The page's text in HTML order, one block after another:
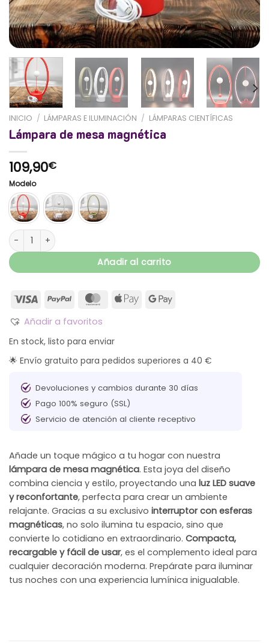
INICIO / LÁMPARAS E ILUMINACIÓN / LÁMPARAS CIENTÍFICAS
Lámpara de mesa magnética
109,90€
Modelo
Lámpara de mesa magnética cantidad
Añadir al carrito
Añadir a favoritos
En stock, listo para enviar
🌟 Envío gratuito para pedidos superiores a 40 €
Devoluciones y cambios durante 30 días
Pago 100% seguro (SSL)
Servicio de atención al cliente receptivo
Añade un toque mágico a tu hogar con nuestra
lámpara de mesa magnética. Esta joya del diseño
combina ciencia y estilo, proyectando una luz LED suave
y reconfortante, perfecta para crear un ambiente
relajante. Gracias a su exclusivo interruptor con esferas
magnéticas, no solo ilumina tu espacio, sino que
convierte lo cotidiano en extraordinario. Compacta,
recargable y fácil de usar, es el complemento ideal para
cualquier decoración moderna. Prepárate para iluminar
tus noches con una experiencia lumínica inigualable.